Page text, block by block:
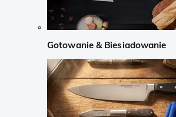
Gotowanie & Biesiadowanie